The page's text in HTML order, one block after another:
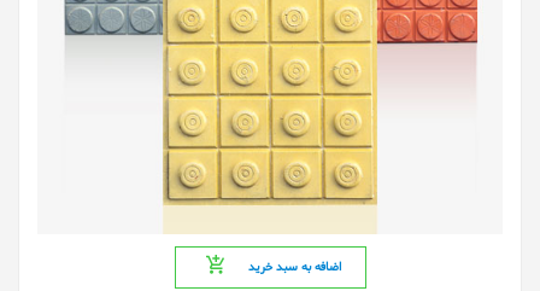
اضافه به سبد خرید